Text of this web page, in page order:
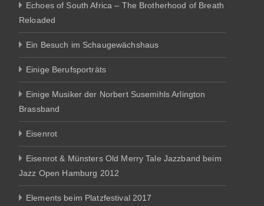
Echoes of South Africa – The Brotherhood of Breath
Reloaded
Ein Besuch im Schaugewächshaus
Einige Berufsporträts
Einige Musiker der Norbert Susemihls Arlington
Brassband
Eisenrot
Eisenrot & Münsters Old Merry Tale Jazzband beim
Jazz Open Hamburg 2012
Elements beim Platzfestival 2017